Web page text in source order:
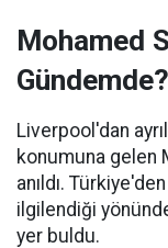
Mohamed
Gündemde?
Liverpool'dan
konumuna gelen
anıldı.
ilgilendiği
yer buldu.